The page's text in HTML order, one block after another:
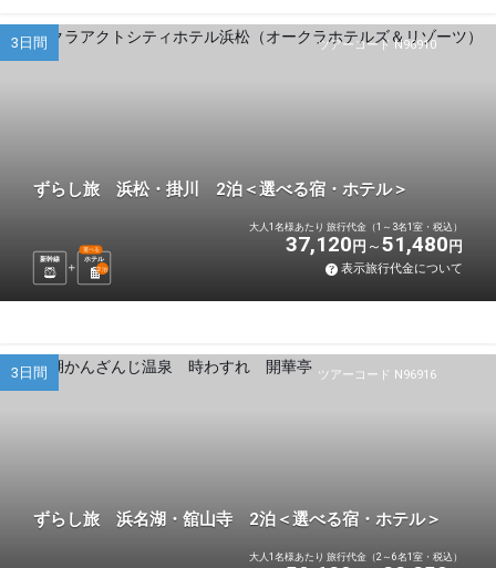
ツアーコード N96910
3日間
ずらし旅 浜松・掛川 2泊＜選べる宿・ホテル＞
新幹線 ホテル
選べる
2泊
大人1名様あたり 旅行代金（1～3名1室・税込）
37,120 円 51,480 円
表示旅行代金について
ツアーコード N96916
3日間
ずらし旅 浜名湖・舘山寺 2泊＜選べる宿・ホテル＞
大人1名様あたり 旅行代金（2～6名1室・税込）